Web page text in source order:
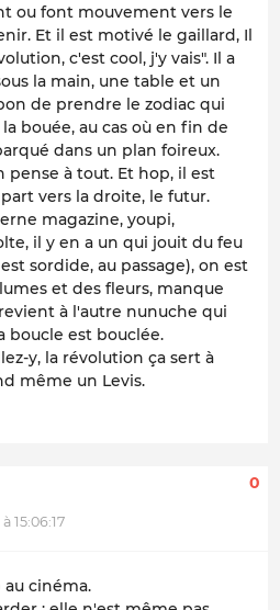
ou font mouvement vers le
Et il est motivé le gaillard, Il
c'est cool, j'y vais". Il a
la main, une table et un
de prendre le zodiac qui
bouée, au cas où en fin de
dans un plan foireux.
pense à tout. Et hop, il est
vers la droite, le futur.
magazine, youpi,
il y en a un qui jouit du feu
sordide, au passage), on est
et des fleurs, manque
à l'autre nunuche qui
boucle est bouclée.
y, la révolution ça sert à
même un Levis.
15:06:17
0
cinéma.